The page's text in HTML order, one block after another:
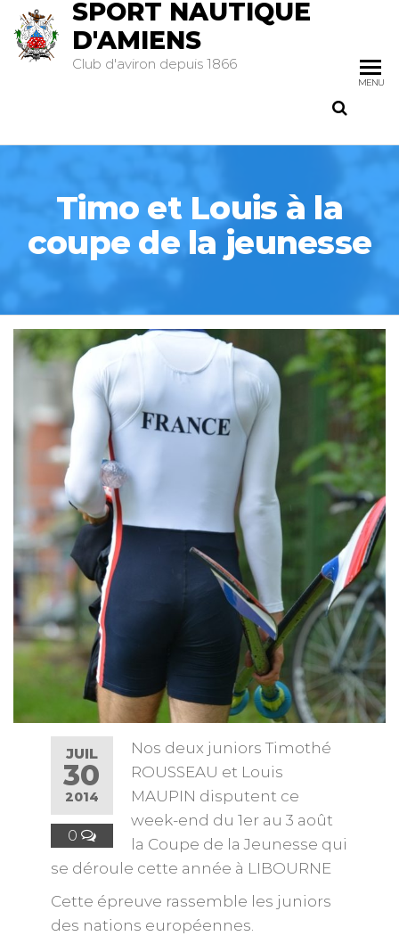
SPORT NAUTIQUE
D'AMIENS
Club d'aviron depuis 1866
MENU
Timo et Louis à la
coupe de la jeunesse
JUIL
30
2014
0
Nos deux juniors Timothé
ROUSSEAU et Louis
MAUPIN disputent ce
week-end du 1er au 3 août
la Coupe de la Jeunesse qui
se déroule cette année à LIBOURNE
Cette épreuve rassemble les juniors
des nations européennes.